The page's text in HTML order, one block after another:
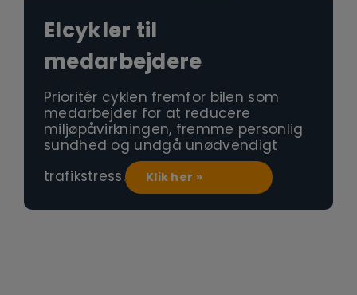
Elcykler til
medarbejdere
Prioritér cyklen fremfor bilen som
medarbejder for at reducere
miljøpåvirkningen, fremme personlig
sundhed og undgå unødvendigt
trafikstress.
Klik her »